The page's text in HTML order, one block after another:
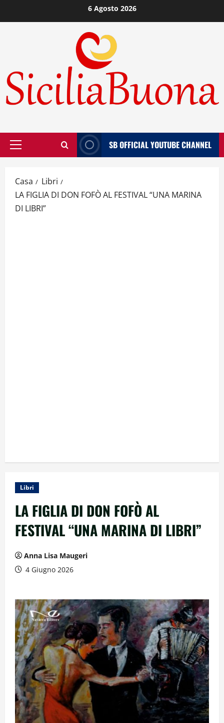
al
6 Agosto 2026
Menù
SB OFFICIAL YOUTUBE CHANNEL
Casa
Libri
LA FIGLIA DI DON FOFÒ AL FESTIVAL “UNA MARINA
DI LIBRI”
Libri
LA FIGLIA DI DON FOFÒ AL
FESTIVAL “UNA MARINA DI LIBRI”
Anna Lisa Maugeri
4 Giugno 2026